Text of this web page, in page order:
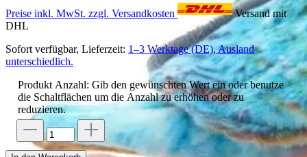
Preise inkl. MwSt. zzgl. Versandkosten
Versand mit
DHL
Sofort verfügbar, Lieferzeit: 1–3 Werktage (DE), Ausland
unterschiedlich.
Produkt Anzahl: Gib den gewünschten Wert ein oder benutze
die Schaltflächen um die Anzahl zu erhöhen oder zu
reduzieren.